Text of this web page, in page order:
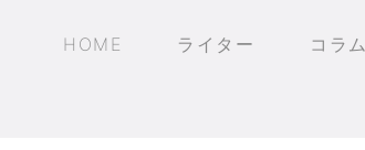
HOME ライター コラム